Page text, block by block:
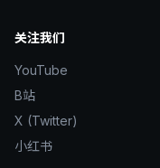
关注我们
YouTube
B站
X (Twitter)
小红书